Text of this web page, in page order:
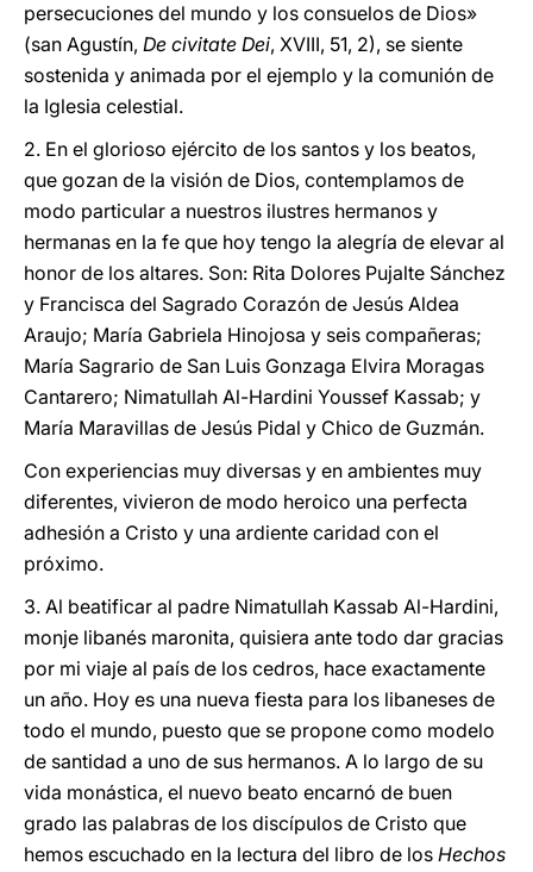
persecuciones del mundo y los consuelos de Dios»
(san Agustín, De civitate Dei, XVIII, 51, 2), se siente
sostenida y animada por el ejemplo y la comunión de
la Iglesia celestial.
2. En el glorioso ejército de los santos y los beatos,
que gozan de la visión de Dios, contemplamos de
modo particular a nuestros ilustres hermanos y
hermanas en la fe que hoy tengo la alegría de elevar al
honor de los altares. Son: Rita Dolores Pujalte Sánchez
y Francisca del Sagrado Corazón de Jesús Aldea
Araujo; María Gabriela Hinojosa y seis compañeras;
María Sagrario de San Luis Gonzaga Elvira Moragas
Cantarero; Nimatullah Al-Hardini Youssef Kassab; y
María Maravillas de Jesús Pidal y Chico de Guzmán.
Con experiencias muy diversas y en ambientes muy
diferentes, vivieron de modo heroico una perfecta
adhesión a Cristo y una ardiente caridad con el
próximo.
3. Al beatificar al padre Nimatullah Kassab Al-Hardini,
monje libanés maronita, quisiera ante todo dar gracias
por mi viaje al país de los cedros, hace exactamente
un año. Hoy es una nueva fiesta para los libaneses de
todo el mundo, puesto que se propone como modelo
de santidad a uno de sus hermanos. A lo largo de su
vida monástica, el nuevo beato encarnó de buen
grado las palabras de los discípulos de Cristo que
hemos escuchado en la lectura del libro de los Hechos